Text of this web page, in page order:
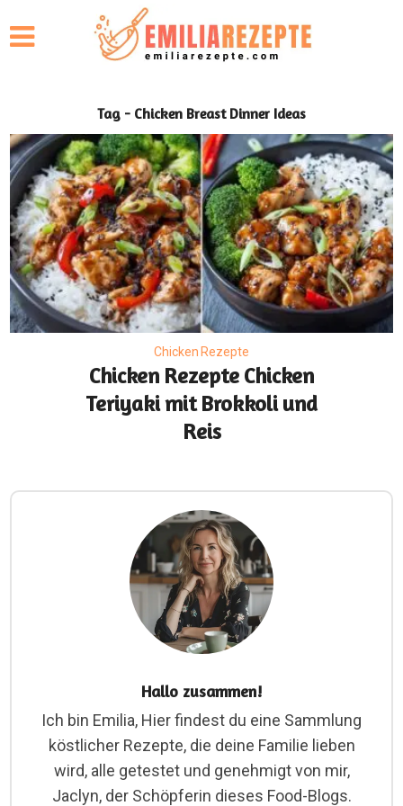
Tag - Chicken Breast Dinner Ideas
Chicken Rezepte
Chicken Rezepte Chicken
Teriyaki mit Brokkoli und
Reis
Hallo zusammen!
Ich bin Emilia, Hier findest du eine Sammlung
köstlicher Rezepte, die deine Familie lieben
wird, alle getestet und genehmigt von mir,
Jaclyn, der Schöpferin dieses Food-Blogs.